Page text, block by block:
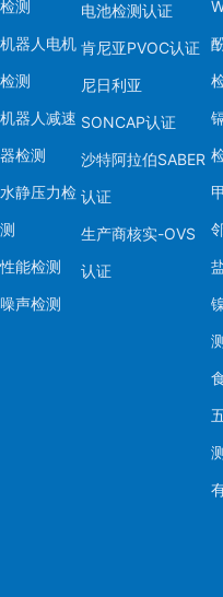
检测
机器人电机
检测
机器人减速
器检测
水静压力检
测
性能检测
噪声检测
电池检测认证
肯尼亚PVOC认证
尼日利亚
SONCAP认证
沙特阿拉伯SABER
认证
生产商核实-OVS
认证